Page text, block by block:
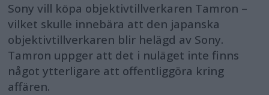
Sony vill köpa objektivtillverkaren Tamron –
vilket skulle innebära att den japanska
objektivtillverkaren blir helägd av Sony.
Tamron uppger att det i nuläget inte finns
något ytterligare att offentliggöra kring
affären.